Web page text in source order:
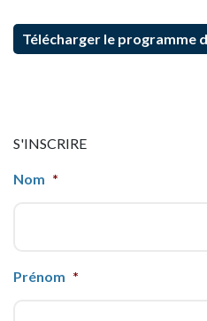
Télécharger le programme
S'INSCRIRE
Nom *
Prénom *